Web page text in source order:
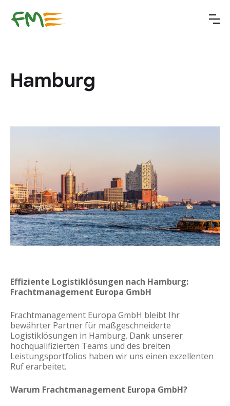
Hamburg
Effiziente Logistiklösungen nach Hamburg:
Frachtmanagement Europa GmbH
Frachtmanagement Europa GmbH bleibt Ihr
bewährter Partner für maßgeschneiderte
Logistiklösungen in Hamburg. Dank unserer
hochqualifizierten Teams und des breiten
Leistungsportfolios haben wir uns einen exzellenten
Ruf erarbeitet.
Warum Frachtmanagement Europa GmbH?